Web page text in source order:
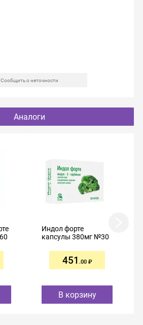
Сообщить о неточности
Аналоги
Индол форте
капсулы 380мг №30
451 .00
В корзину